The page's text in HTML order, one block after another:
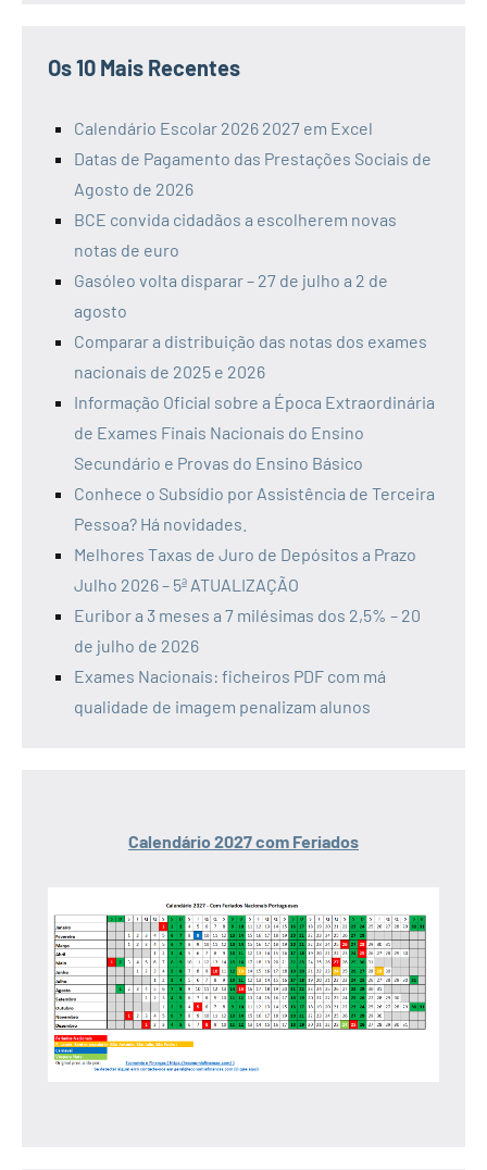
Os 10 Mais Recentes
Calendário Escolar 2026 2027 em Excel
Datas de Pagamento das Prestações Sociais de
Agosto de 2026
BCE convida cidadãos a escolherem novas
notas de euro
Gasóleo volta disparar – 27 de julho a 2 de
agosto
Comparar a distribuição das notas dos exames
nacionais de 2025 e 2026
Informação Oficial sobre a Época Extraordinária
de Exames Finais Nacionais do Ensino
Secundário e Provas do Ensino Básico
Conhece o Subsídio por Assistência de Terceira
Pessoa? Há novidades.
Melhores Taxas de Juro de Depósitos a Prazo
Julho 2026 – 5ª ATUALIZAÇÃO
Euribor a 3 meses a 7 milésimas dos 2,5% – 20
de julho de 2026
Exames Nacionais: ficheiros PDF com má
qualidade de imagem penalizam alunos
Calendário 2027 com Feriados